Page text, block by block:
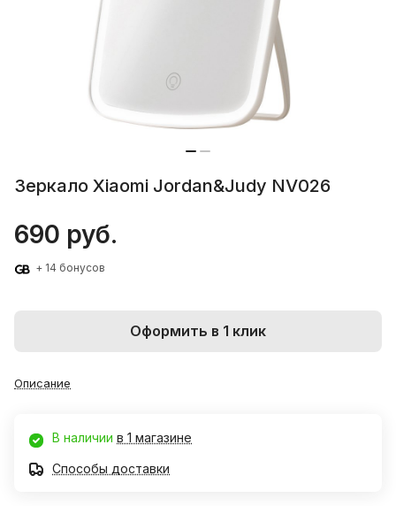
Зеркало Xiaomi Jordan&Judy NV026
690 руб.
+ 14 бонусов
Оформить в 1 клик
Описание
В наличии в 1 магазине
Способы доставки